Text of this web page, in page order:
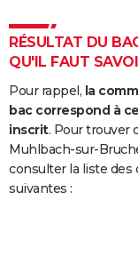
Dictionnaire
Biographies
Citations
Expressions
Proverbes
PROGRAMME TV
COPAINS D'AVANT
Se connecter
Collèges
Universités
Service militaire
Avis de recherche
AVIS DE DÉCÈS
FORUM
Bricolage
Lifestyle
Culture
Sport
Auto
Television
Voyage
Cinema
RÉSULTAT DU
QU'IL FAUT
Pour rappel, la
bac correspond à
inscrit. Pour trouver
Muhlbach-sur-
consulter la liste des
suivantes :